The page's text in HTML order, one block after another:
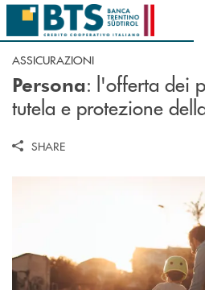
Salta al contenuto principale
ASSICURAZIONI
Persona: l'offerta dei
tutela e protezione
SHARE